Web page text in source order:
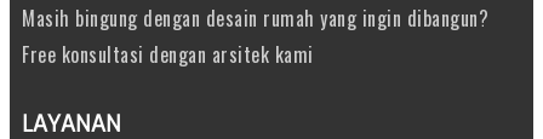
Masih bingung dengan desain rumah yang ingin dibangun?
Free konsultasi dengan arsitek kami
LAYANAN